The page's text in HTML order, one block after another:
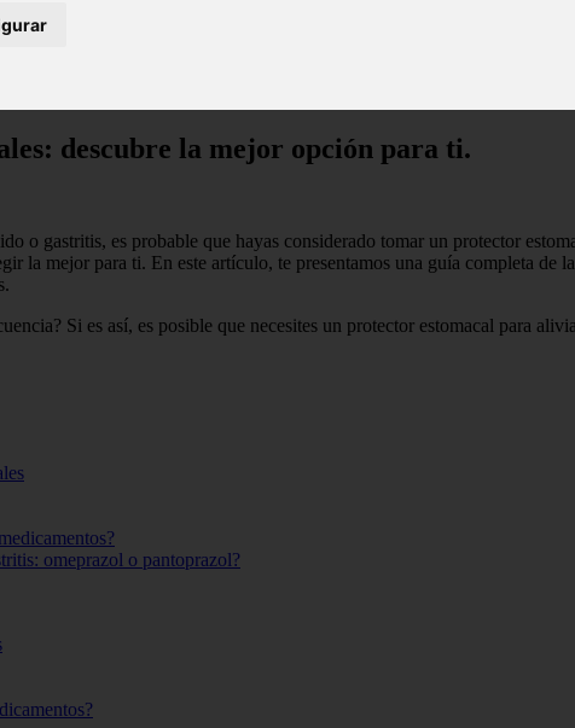
descubre la mejor opción para ti.
o gastritis, es probable que hayas considerado tomar un protector
la mejor para ti. En este artículo, te presentamos una guía completa de
Si es así, es posible que necesites un protector estomacal para
omeprazol o pantoprazol?